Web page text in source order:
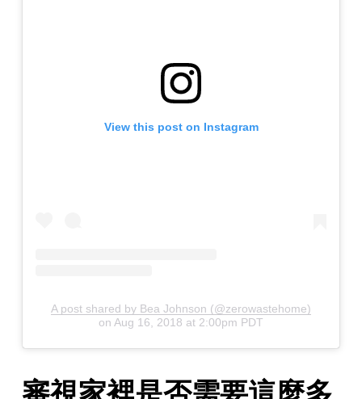
View this post on Instagram
A post shared by Bea Johnson (@zerowastehome)
on Aug 16, 2018 at 2:00pm PDT